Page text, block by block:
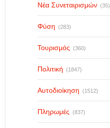
Νέα Συνεταιρισμών (35)
Φύση (283)
Τουρισμός (360)
Πολιτική (1847)
Αυτοδιοίκηση (1512)
Πληρωμές (837)